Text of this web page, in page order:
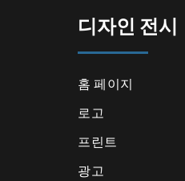
디자인 전시
홈 페이지
로고
프린트
광고